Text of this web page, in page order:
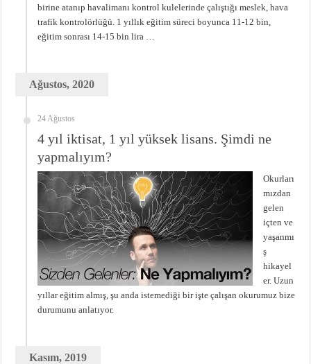
birine atanıp havalimanı kontrol kulelerinde çalıştığı meslek, hava
trafik kontrolörlüğü. 1 yıllık eğitim süreci boyunca 11-12 bin,
eğitim sonrası 14-15 bin lira …
Ağustos, 2020
24 Ağustos
4 yıl iktisat, 1 yıl yüksek lisans. Şimdi ne
yapmalıyım?
Okurları
mızdan
gelen
içten ve
yaşanmı
ş
hikayel
er. Uzun
yıllar eğitim almış, şu anda istemediği bir işte çalışan okurumuz bize
durumunu anlatıyor.
Kasım, 2019